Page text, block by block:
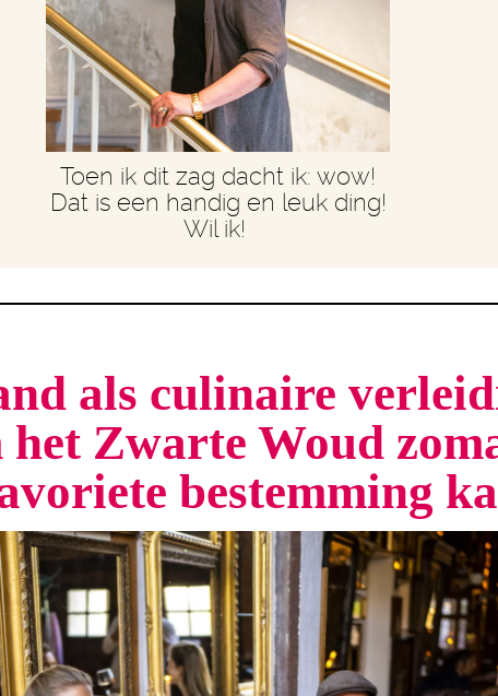
Toen ik dit zag dacht ik: wow!
Dat is een handig en leuk ding!
Wil ik!
als culinaire
het Zwarte Woud
bestemming